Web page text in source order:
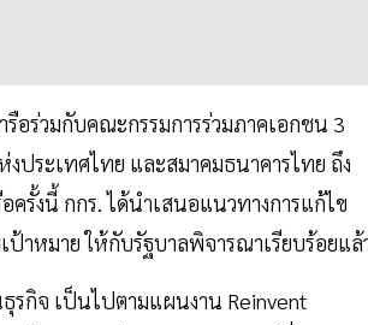
ร่วมกับคณะกรรมการร่วมภาคเอกชน 3
ประเทศไทย และสมาคมธนาคารไทย ถึง
รั้งนี้ กกร. ได้นำเสนอแนวทางการแก้ไข
าหมาย ให้กับรัฐบาลพิจารณาเรียบร้อยแล้
รกิจ เป็นไปตามแผนงาน Reinvent